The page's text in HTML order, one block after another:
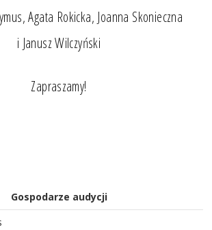
Agata Rokicka, Joanna Skonieczna
i Janusz Wilczyński
Zapraszamy!
Gospodarze audycji